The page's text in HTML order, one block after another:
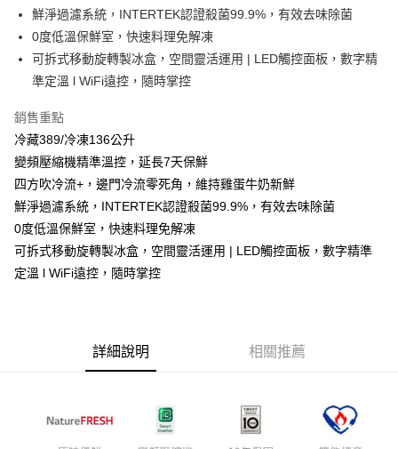
運送方式
每筆NT$100，滿NT$1,000(含以上)免運費
鮮淨過濾系統，INTERTEK認證殺菌99.9%，有效去味除菌
0度低溫保鮮室，快速料理免解凍
可拆式移動旋轉製冰盒，空間靈活運用 | LED觸控面板，數字精
準定溫 l WiFi遠控，隨時掌控
銷售重點
冷藏389/冷凍136公升
變頻壓縮機精準溫控，延長7天保鮮
四方吹冷流+，邊門冷流零死角，維持雞蛋牛奶新鮮
鮮淨過濾系統，INTERTEK認證殺菌99.9%，有效去味除菌
0度低溫保鮮室，快速料理免解凍
可拆式移動旋轉製冰盒，空間靈活運用 | LED觸控面板，數字精準
定溫 l WiFi遠控，隨時掌控
詳細說明 相關推薦